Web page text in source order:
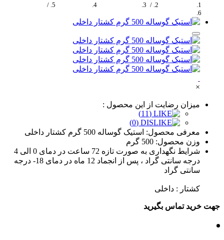
/
/
×
میزان رضایت از این محصول :
(11)
(0)
معرفی محصول: استیک گوساله 500 گرم کشتار داخلی
وزن محصول: 500 گرم
شرایط نگهداری
به صورت تازه 72 ساعت در دمای 0 الی 4
درجه سانتی گراد ، پس از انجماد 12 ماه در دمای 18- درجه
سانتی گراد
کشتار : داخلی
جهت خرید تماس بگیرید